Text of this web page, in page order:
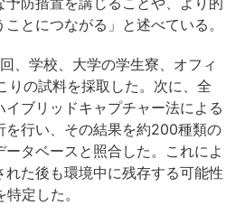
とにつながる」と述べている。
、学校、大学の学生寮、オフィ
りの試料を採取した。次に、全
ブリッドキャプチャー法による
を行い、その結果を約200種類の
タベースと照合した。これによ
れた後も環境中に残存する可能性
定した。